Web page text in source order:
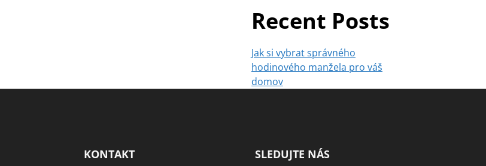
Recent Posts
Jak si vybrat správného
hodinového manžela pro váš
domov
KONTAKT SLEDUJTE NÁS